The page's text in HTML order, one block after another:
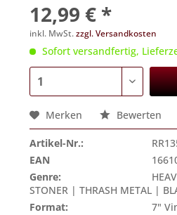
12,99 € *
inkl. MwSt.zzgl. Versandkosten
Sofort versandfertig,
Merken Bewerten
Artikel-Nr.:
EAN
Genre:
STONER | THRASH METAL |
Format:
7"